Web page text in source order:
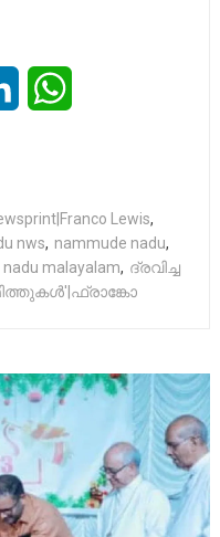
LinkedIn
Lewis,
nws, nammude nadu,
malayalam, ദ്രവിച്ച